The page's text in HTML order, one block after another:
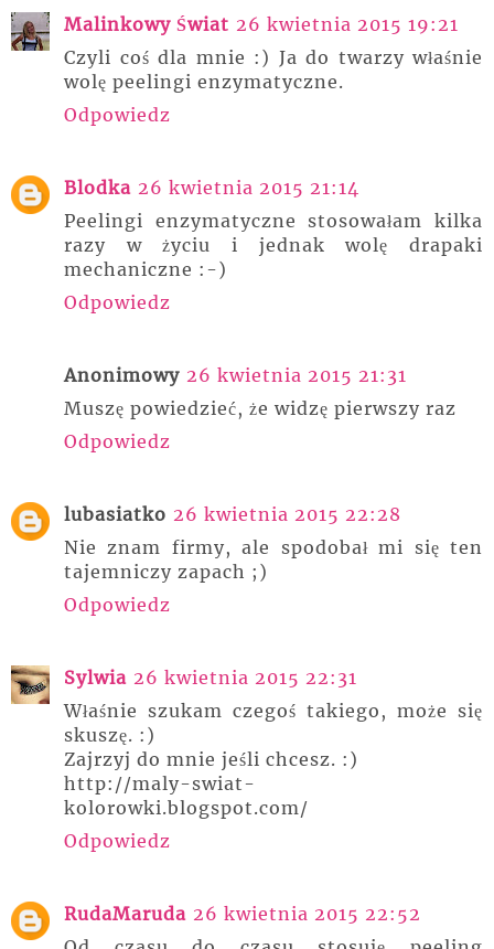
Malinkowy Świat 26 kwietnia 2015 19:21
Czyli coś dla mnie :) Ja do twarzy właśnie
wolę peelingi enzymatyczne.
Odpowiedz
Blodka 26 kwietnia 2015 21:14
Peelingi enzymatyczne stosowałam kilka
razy w życiu i jednak wolę drapaki
mechaniczne :-)
Odpowiedz
Anonimowy 26 kwietnia 2015 21:31
Muszę powiedzieć, że widzę pierwszy raz
Odpowiedz
lubasiatko 26 kwietnia 2015 22:28
Nie znam firmy, ale spodobał mi się ten
tajemniczy zapach ;)
Odpowiedz
Sylwia 26 kwietnia 2015 22:31
Właśnie szukam czegoś takiego, może się
skuszę. :)
Zajrzyj do mnie jeśli chcesz. :)
http://maly-swiat-
kolorowki.blogspot.com/
Odpowiedz
RudaMaruda 26 kwietnia 2015 22:52